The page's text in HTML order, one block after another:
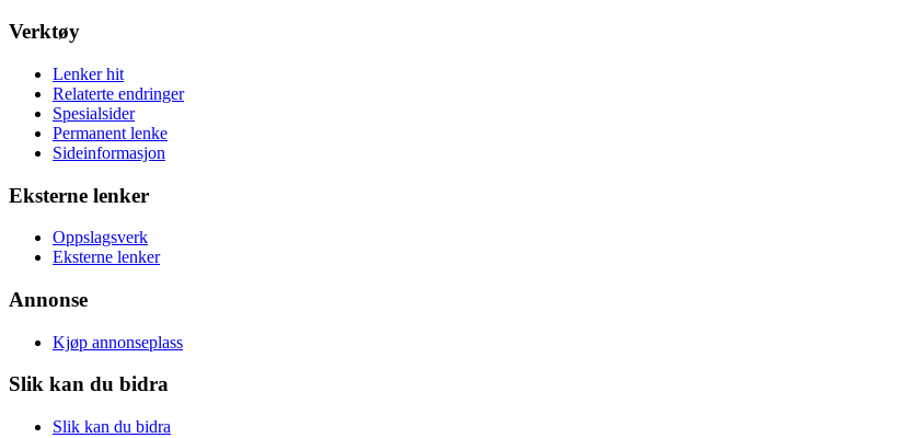
Verktøy
Lenker hit
Relaterte endringer
Spesialsider
Permanent lenke
Sideinformasjon
Eksterne lenker
Oppslagsverk
Eksterne lenker
Annonse
Kjøp annonseplass
Slik kan du bidra
Slik kan du bidra